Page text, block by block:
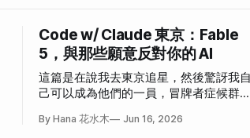
Code w/ Claude 東京：Fable
5，與那些願意反對你的 AI
這篇是在說我去東京追星，然後驚訝我自
己可以成為他們的一員，冒牌者症候群大
By Hana 花水木 Jun 16, 2026